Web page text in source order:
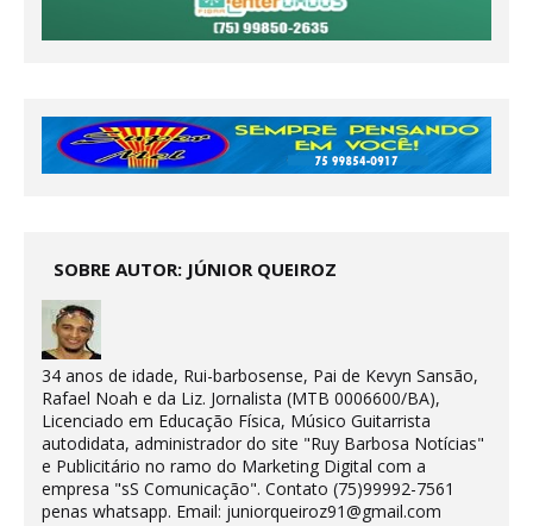
SOBRE AUTOR: JÚNIOR QUEIROZ
34 anos de idade, Rui-barbosense, Pai de Kevyn Sansão,
Rafael Noah e da Liz. Jornalista (MTB 0006600/BA),
Licenciado em Educação Física, Músico Guitarrista
autodidata, administrador do site "Ruy Barbosa Notícias"
e Publicitário no ramo do Marketing Digital com a
empresa "sS Comunicação". Contato (75)99992-7561
penas whatsapp. Email: juniorqueiroz91@gmail.com